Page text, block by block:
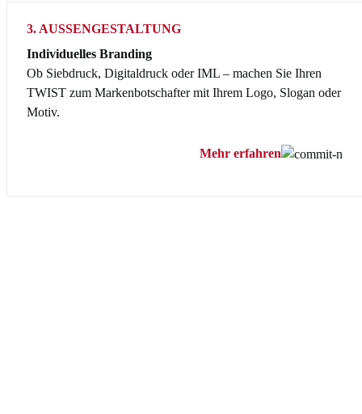
3. AUSSENGESTALTUNG
Individuelles Branding
Ob Siebdruck, Digitaldruck oder IML – machen Sie Ihren
TWIST zum Markenbotschafter mit Ihrem Logo, Slogan oder
Motiv.
Mehr erfahren